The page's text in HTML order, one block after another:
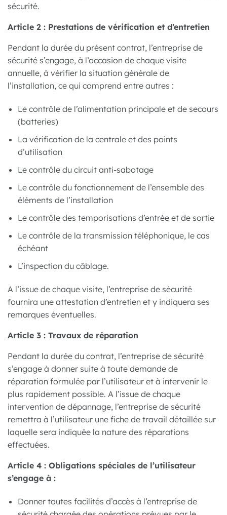
sécurité.
Article 2 : Prestations de vérification et d’entretien
Pendant la durée du présent contrat, l’entreprise de
sécurité s’engage, à l’occasion de chaque visite
annuelle, à vérifier la situation générale de
l’installation, ce qui comprend entre autres :
Le contrôle de l’alimentation principale et de secours
(batteries)
La vérification de la centrale et des points
d’utilisation
Le contrôle du circuit anti-sabotage
Le contrôle du fonctionnement de l’ensemble des
éléments de l’installation
Le contrôle des temporisations d’entrée et de sortie
Le contrôle de la transmission téléphonique, le cas
échéant
L’inspection du câblage.
A l’issue de chaque visite, l’entreprise de sécurité
fournira une attestation d’entretien et y indiquera ses
remarques éventuelles.
Article 3 : Travaux de réparation
Pendant la durée du contrat, l’entreprise de sécurité
s’engage à donner suite à toute demande de
réparation formulée par l’utilisateur et à intervenir le
plus rapidement possible. A l’issue de chaque
intervention de dépannage, l’entreprise de sécurité
remettra à l’utilisateur une fiche de travail détaillée sur
laquelle sera indiquée la nature des réparations
effectuées.
Article 4 : Obligations spéciales de l’utilisateur
s’engage à :
Donner toutes facilités d’accès à l’entreprise de